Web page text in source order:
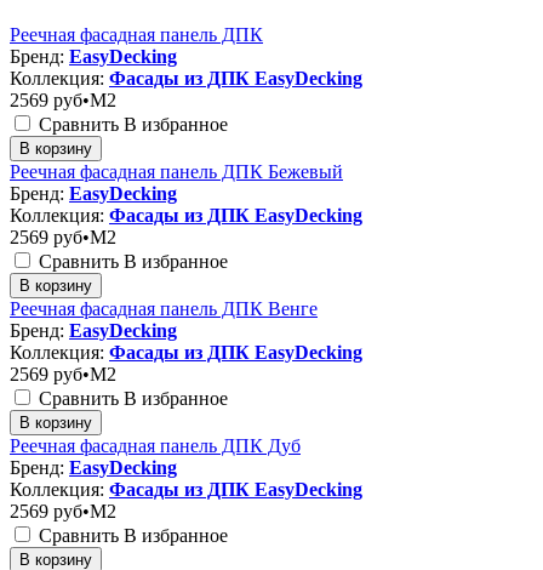
Реечная фасадная панель ДПК
Бренд: EasyDecking
Коллекция: Фасады из ДПК EasyDecking
2569 руб•M2
Сравнить В избранное
В корзину
Реечная фасадная панель ДПК Бежевый
Бренд: EasyDecking
Коллекция: Фасады из ДПК EasyDecking
2569 руб•M2
Сравнить В избранное
В корзину
Реечная фасадная панель ДПК Венге
Бренд: EasyDecking
Коллекция: Фасады из ДПК EasyDecking
2569 руб•M2
Сравнить В избранное
В корзину
Реечная фасадная панель ДПК Дуб
Бренд: EasyDecking
Коллекция: Фасады из ДПК EasyDecking
2569 руб•M2
Сравнить В избранное
В корзину